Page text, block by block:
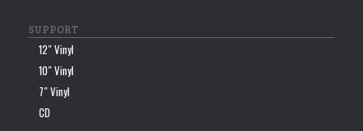
SUPPORT
12″ Vinyl
10″ Vinyl
7″ Vinyl
CD